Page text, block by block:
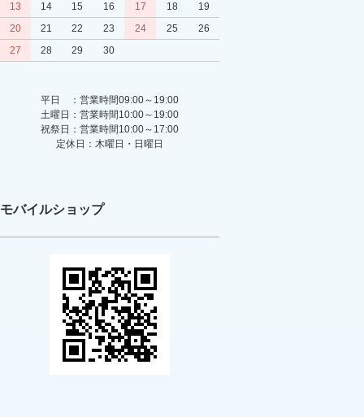
13
14 15 16 17 18
19
20
21 22 23 24 25
26
27
28 29 30
平日 ：営業時間09:00～19:00
土曜日：営業時間10:00～19:00
祝祭日：営業時間10:00～17:00
定休日：木曜日・日曜日
モバイルショップ